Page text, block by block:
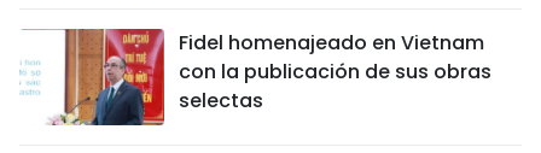
Fidel homenajeado en Vietnam
con la publicación de sus obras
selectas